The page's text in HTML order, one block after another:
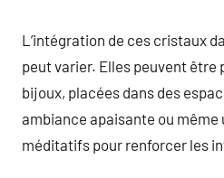
L’intégration de ces cristaux
peut varier. Elles peuvent être
bijoux, placées dans des
ambiance apaisante ou
méditatifs pour renforcer les